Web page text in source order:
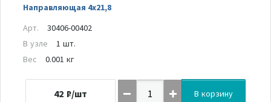
Направляющая 4х21,8
Арт.
30406-00402
В узле
1 шт.
Вес
0.001 кг
42 ₽/шт В корзину